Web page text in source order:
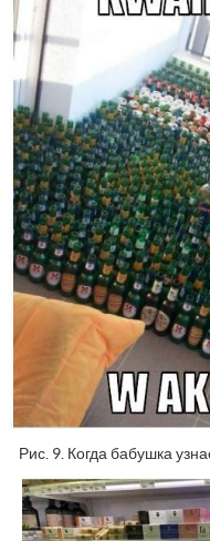
Рис. 9. Когда бабушка